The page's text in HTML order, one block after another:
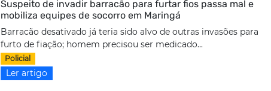
Suspeito de invadir barracão para furtar fios passa mal e
mobiliza equipes de socorro em Maringá
Barracão desativado já teria sido alvo de outras invasões para
furto de fiação; homem precisou ser medicado...
Policial
Ler artigo